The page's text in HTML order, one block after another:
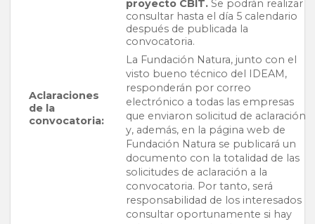
Aclaraciones
de la
convocatoria:
proyecto CBIT.Se podrán realizar
consultar hasta el día 5 calendario
después de publicada la
convocatoria.
La Fundación Natura, junto con el
visto bueno técnico del IDEAM,
responderán por correo
electrónico a todas las empresas
que enviaron solicitud de aclaración
y, además, en la página web de
Fundación Natura se publicará un
documento con la totalidad de las
solicitudes de aclaración a la
convocatoria. Por tanto, será
responsabilidad de los interesados
consultar oportunamente si hay